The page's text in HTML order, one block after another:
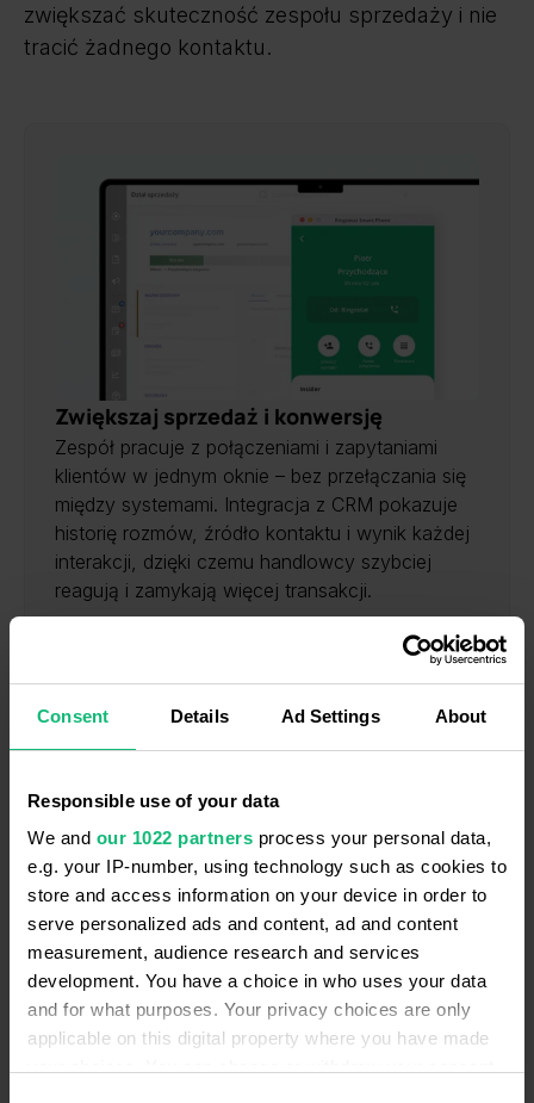
Consent Details Ad Settings About
Responsible use of your data
We and our 1022 partners process your personal data,
e.g. your IP-number, using technology such as cookies to
store and access information on your device in order to
serve personalized ads and content, ad and content
measurement, audience research and services
development. You have a choice in who uses your data
and for what purposes. Your privacy choices are only
applicable on this digital property where you have made
zwiększać skuteczność zespołu sprzedaży i nie
tracić żadnego kontaktu.
Zwiększaj sprzedaż i konwersję
Zespół pracuje z połączeniami i zapytaniami
klientów w jednym oknie – bez przełączania się
między systemami. Integracja z CRM pokazuje
historię rozmów, źródło kontaktu i wynik każdej
interakcji, dzięki czemu handlowcy szybciej
reagują i zamykają więcej transakcji.
Automatyzuj obsługę połączeń
IVR i inteligentne kierowanie połączeń
automatycznie łączą klienta z odpowiednim
działem lub konsultantem. Zmniejsza to
obciążenie zespołu, skraca czas oczekiwania i